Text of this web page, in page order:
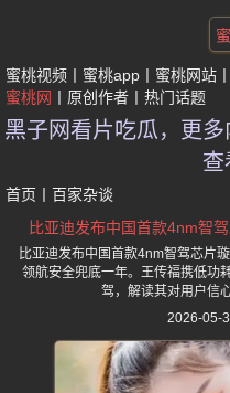
蜜桃视频 蜜桃app 蜜桃网站
蜜桃网
原创作者 热门话题
黑子网看片吃瓜，更
查
首页 百家杂谈
比亚迪发布中国首款4nm智
比亚迪发布中国首款4nm智驾芯片
领航安全兜底一年。王传福携低功
驾，解读其对用户信
2026-05-